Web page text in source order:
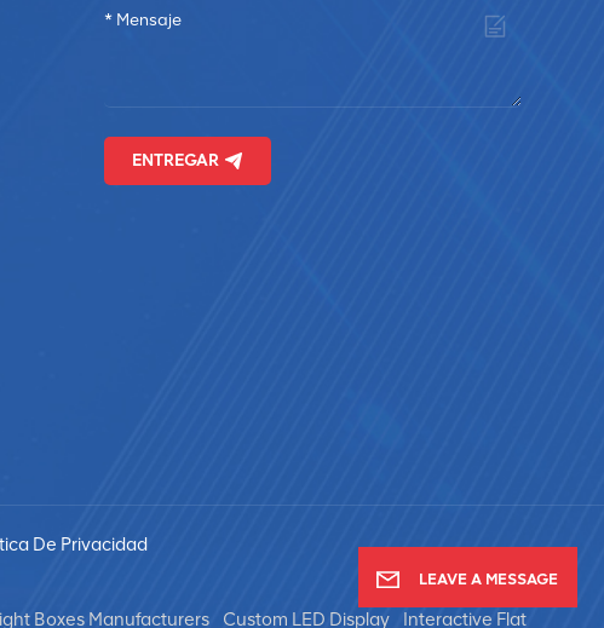
ENTREGAR
De Privacidad
Boxes Manufacturers Custom LED Display Interactive Flat
LEAVE A MESSAGE